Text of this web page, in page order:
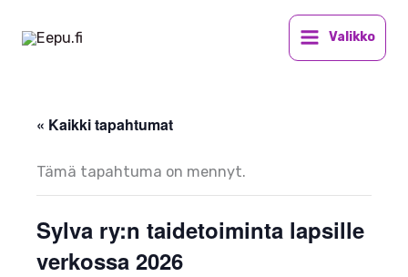
sisältöön
Valikko
« Kaikki tapahtumat
Tämä tapahtuma on mennyt.
Sylva ry:n taidetoiminta lapsille
verkossa 2026